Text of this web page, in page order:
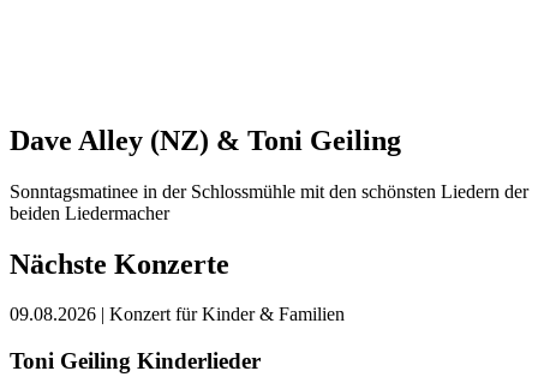
Dave Alley (NZ) & Toni Geiling
Sonntagsmatinee in der Schlossmühle mit den schönsten Liedern der
beiden Liedermacher
Nächste Konzerte
09.08.2026 | Konzert für Kinder & Familien
Toni Geiling Kinderlieder